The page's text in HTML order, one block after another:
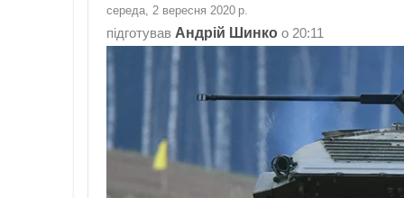
середа, 2 вересня 2020 р.
підготував Андрій Шинко о 20:11